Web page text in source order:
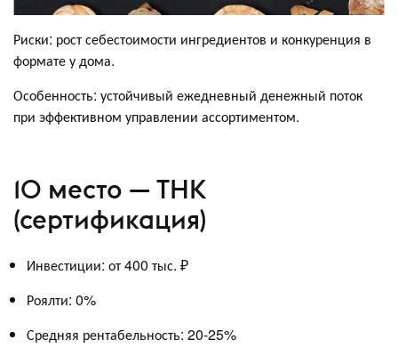
Риски: рост себестоимости ингредиентов и конкуренция в
формате у дома.
Особенность: устойчивый ежедневный денежный поток
при эффективном управлении ассортиментом.
10 место — ТНК
(сертификация)
Инвестиции: от 400 тыс. ₽
Роялти: 0%
Средняя рентабельность: 20-25%